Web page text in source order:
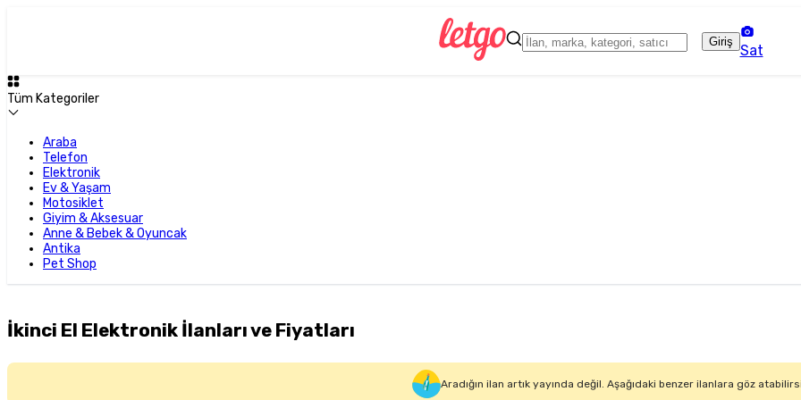
Giriş
Sat
Tüm Kategoriler
Araba
Telefon
Elektronik
Ev & Yaşam
Motosiklet
Giyim & Aksesuar
Anne & Bebek & Oyuncak
Antika
Pet Shop
İkinci El Elektronik İlanları ve Fiyatları
Aradığın ilan artık yayında değil. Aşağıdaki benzer ilanlara göz